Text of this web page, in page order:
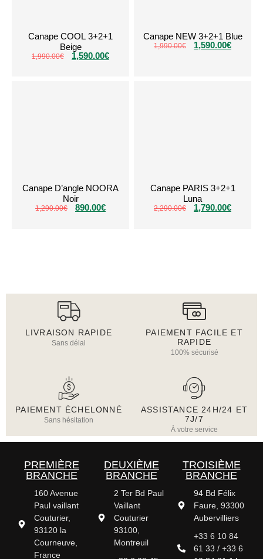
Canape COOL 3+2+1
Beige
1,990.00€ 1,590.00€
Canape NEW 3+2+1 Blue
1,990.00€ 1,590.00€
Canape D’angle NOORA
Noir
1,290.00€ 890.00€
Canape PARIS 3+2+1
Luna
2,290.00€ 1,790.00€
LIVRAISON RAPIDE
Sans délai
PAIEMENT FACILE ET
RAPIDE
100% sécurisé
PAIEMENT ÉCHELONNÉ
Sans hésitation
ASSISTANCE 24H/24 ET
7J/7
À votre service
PREMIÈRE
BRANCHE
160 Avenue
Paul vaillant
Couturier,
93120 la
Courneuve,
France
DEUXIÈME
BRANCHE
2 Ter Bd Paul
Vaillant
Couturier
93100,
Montreuil
TROISIÈME
BRANCHE
94 Bd Félix
Faure, 93300
Aubervilliers
+33 6 10 84
61 33 / +33 6